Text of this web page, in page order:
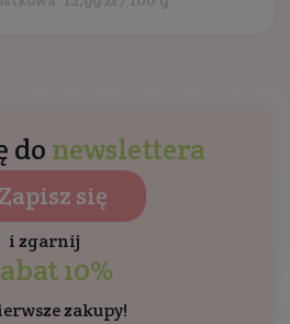
do newslettera
się
i zgarnij
10%
zakupy!